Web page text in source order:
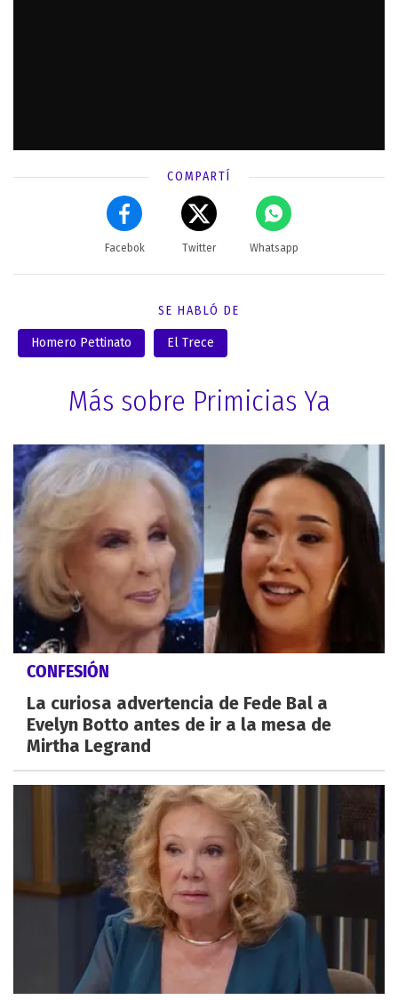
COMPARTÍ
Facebok Twitter Whatsapp
SE HABLÓ DE
Homero Pettinato El Trece
Más sobre Primicias Ya
CONFESIÓN
La curiosa advertencia de Fede Bal a
Evelyn Botto antes de ir a la mesa de
Mirtha Legrand